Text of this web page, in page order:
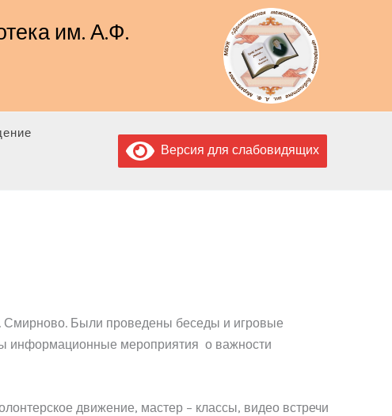
им. А.Ф.
Версия для слабовидящих
Смирново. Были проведены беседы и игровые
информационные мероприятия о важности
движение, мастер – классы, видео встречи